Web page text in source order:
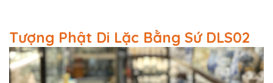
Tượng Phật Di Lặc Bằng Sứ DLS02